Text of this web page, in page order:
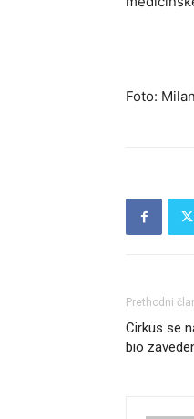
Foto:
Prethodni
Cirkus se
bio